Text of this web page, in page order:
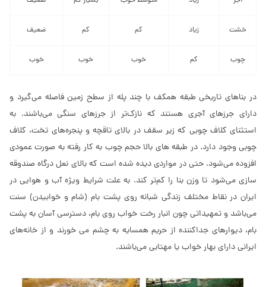
خشت زیاد کم کم ضعیف
چوب کم خوب خوب خوب
در بناهای تاریخی طبقه همکف با چند پله از سطح زمین فاصله می‌گیرد و
دارای جرزهای آجری هستند که نازک‌تر از جرزهای سنگی می‌باشند. به
استثنای کلاف چوبی که زیر سقف در بالای تاقچه و پنجره‌های تخت، کلاف
چوبی وجود دارد. در طبقه های بالا حجم چوب به کار رفته به صورت عمودی
افزوده می‌شود. حتی در مواردی دیده شده است که بالای نعل درگاه صندوقه
سازی می‌شود تا وزن بنا را کم‌تر کند. به علت شرایط ویژه آب و هوایی در
ایران در نقاط مختلف زندگی شبانه روی پشت بام (شام و خوابیدن) سنت
می‌باشد و تمهیداتی چون انبار رخت خواب روی بام، دسترسی آسان به پشت
بام، دیوارهای جداکننده از حریم همسایه به چشم می خورند و از خانه‌های
ایرانی دارای بهار خواب یا مهتابی می‌باشند.